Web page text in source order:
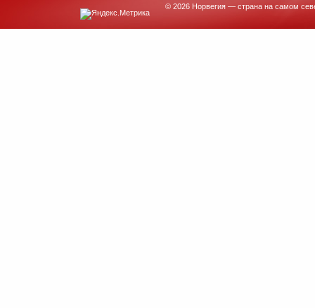
© 2026 Норвегия — страна на самом